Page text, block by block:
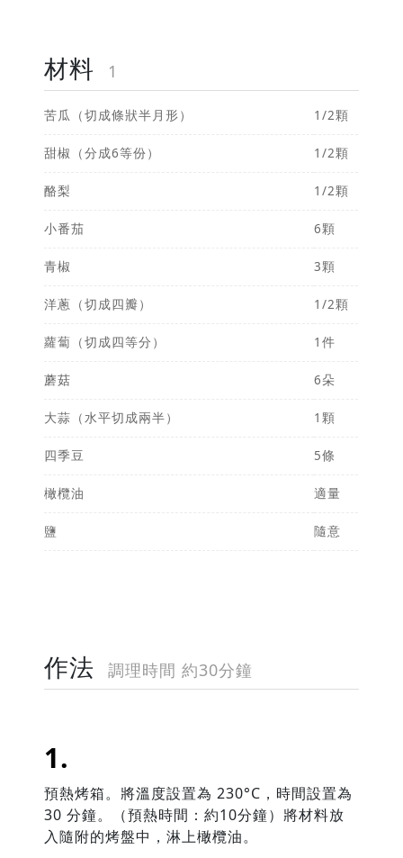
材料 1
苦瓜（切成條狀半月形） 1/2顆
甜椒（分成6等份） 1/2顆
酪梨 1/2顆
小番茄 6顆
青椒 3顆
洋蔥（切成四瓣） 1/2顆
蘿蔔（切成四等分） 1件
蘑菇 6朵
大蒜（水平切成兩半） 1顆
四季豆 5條
橄欖油 適量
鹽 隨意
作法 調理時間 約30分鐘
預熱烤箱。將溫度設置為 230°C ，時間設置為
30分鐘。（預熱時間：約10分鐘）將材料放
入隨附的烤盤中，淋上橄欖油。